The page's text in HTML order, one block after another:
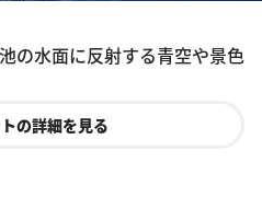
の水面に反射する青空や景色